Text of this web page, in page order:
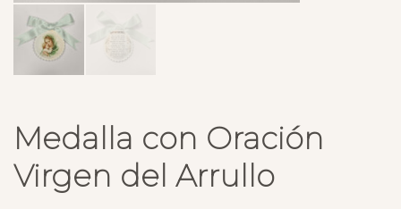
Medalla con Oración
Virgen del Arrullo